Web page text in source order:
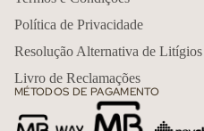
Política de Privacidade
Resolução Alternativa de
Livro de Reclamações
MÉTODOS DE PAGAMENTO
Política de reembolso
Política de privacidade
Termos do serviço
Política de envio